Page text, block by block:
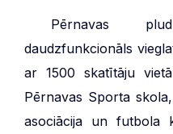
Pērnavas
daudzfunkcionāls
ar 1500 skatītāju
Pērnavas Sporta
asociācija un futbola